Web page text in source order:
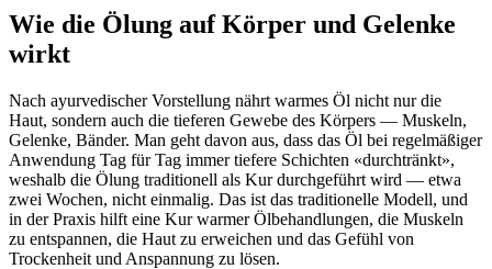
Wie die Ölung auf Körper und Gelenke
wirkt
Nach ayurvedischer Vorstellung nährt warmes Öl nicht nur die
Haut, sondern auch die tieferen Gewebe des Körpers — Muskeln,
Gelenke, Bänder. Man geht davon aus, dass das Öl bei regelmäßiger
Anwendung Tag für Tag immer tiefere Schichten «durchtränkt»,
weshalb die Ölung traditionell als Kur durchgeführt wird — etwa
zwei Wochen, nicht einmalig. Das ist das traditionelle Modell, und
in der Praxis hilft eine Kur warmer Ölbehandlungen, die Muskeln
zu entspannen, die Haut zu erweichen und das Gefühl von
Trockenheit und Anspannung zu lösen.